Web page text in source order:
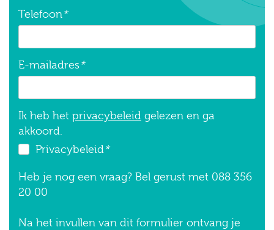
Telefoon *
E-mailadres*
Ik heb het privacybeleid gelezen en ga
akkoord.
Privacybeleid *
Heb je nog een vraag? Bel gerust met 088 356
20 00
Na het invullen van dit formulier ontvang je